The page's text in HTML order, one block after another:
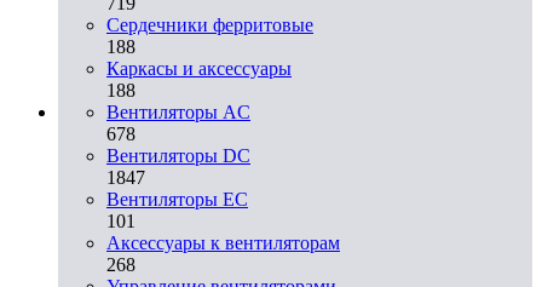
Сердечники ферритовые
188
Каркасы и аксессуары
188
Вентиляторы AC
678
Вентиляторы DC
1847
Вентиляторы EC
101
Аксессуары к вентиляторам
268